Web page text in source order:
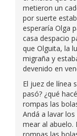
metieron un
por suerte
esperaría Olga
casa despacio
que Olguita, la
migraña y
devenido en
El juez de línea
pasó? ¿qué
rompas las
Andá a lavar
mear al abuelo.